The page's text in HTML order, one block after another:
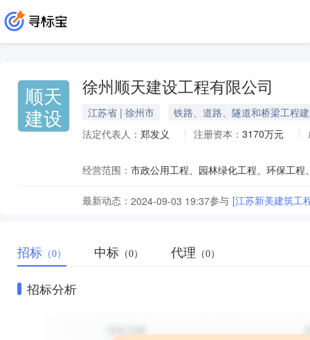
顺天
建设
徐州顺天建设工程有限公司
江苏省 | 徐州市
铁路、道路、隧道和桥梁工程
法定代表人： 郑发义 注册资本： 3170万元
经营范围：
最新动态： 2024-09-03 19:37参与 [江苏新美建筑工
招标 （0） 中标 （0） 代理 （0）
招标分析